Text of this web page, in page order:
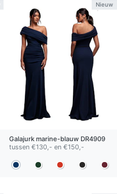
Nieuw
Galajurk marine-blauw DR4909
tussen €130,- en €150,-